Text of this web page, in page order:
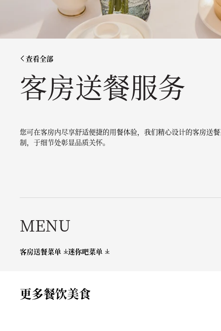
查看全部
客房送餐服务
您可在客房内尽享舒适便捷的用餐体验，我们精心设计的客房送
制，于细节处彰显品质关怀。
MENU
客房送餐菜单 迷你吧菜单
更多餐饮美食